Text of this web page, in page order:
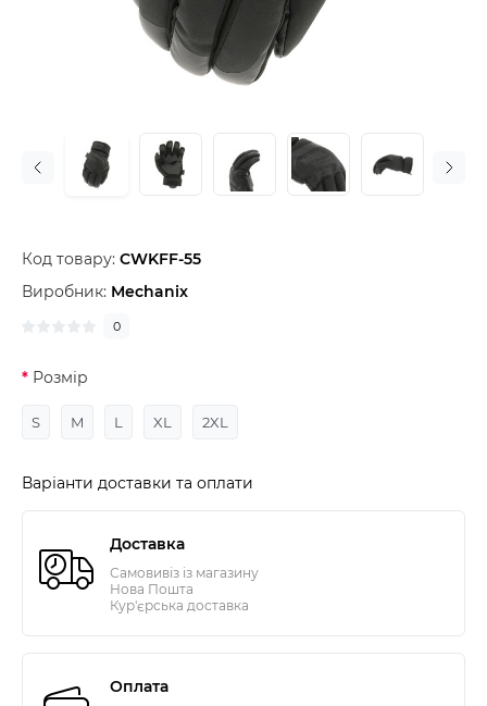
Код товару: CWKFF-55
Виробник: Mechanix
0
Розмір
S M L XL 2XL
Варіанти доставки та оплати
Доставка
Самовивіз із магазину
Нова Пошта
Кур'єрська доставка
Оплата